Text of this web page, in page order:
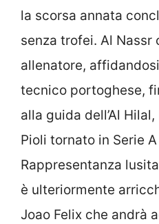
la scorsa annata
senza trofei. Al Nassr
allenatore,
tecnico portoghese,
alla guida dell’Al
Pioli tornato in Serie
Rappresentanza
è ulteriormente
Joao Felix che andrà